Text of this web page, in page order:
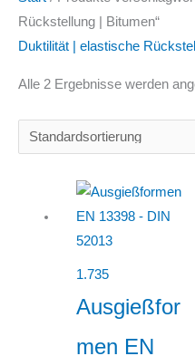
Rückstellung | Bitumen“
Duktilität | elastische
Alle 2 Ergebnisse werden
1.735
Ausgießfor
men EN